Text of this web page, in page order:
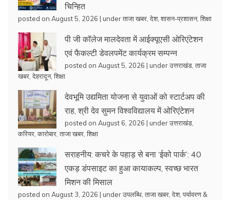
चिन्हित
posted on August 5, 2026 | underताजा खबर देश, शासन-प्रशासन, शिक्षा
पी जी कॉलेज मालदेवता में आईक्यूएसी ओरिएंटेशन
एवं फैकल्टी डेवलपमेंट कार्यक्रम सम्पन्न
posted on August 5, 2026 | underउत्तराखंड ताजा
खबर देहरादून, शिक्षा
देवभूमि उद्यमिता योजना से युवाओं को स्टार्टअप की
राह, श्री देव सुमन विश्वविद्यालय में ओरिएंटेशन
posted on August 6, 2026 | underउत्तराखंड
करियर कारोबार ताजा खबर शिक्षा
सराहनीय: कचरे के पहाड़ से बना ‘ईको पार्क’: 40
एकड़ डंपसाइट का हुआ कायाकल्प, स्वच्छ भारत
मिशन की मिसाल
posted on August 3, 2026 | underउपलब्धि ताजा खबर देश, पर्यावरण &